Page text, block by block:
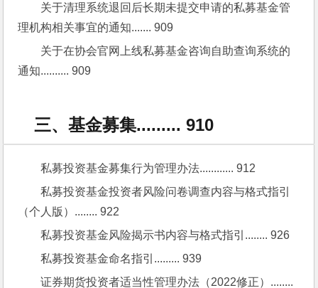
关于清理系统退回后长期未提交申请的私募基金管
理机构相关事宜的通知....... 909
关于在协会官网上线私募基金咨询自助查询系统的
通知.......... 909
三、基金募集......... 910
私募投资基金募集行为管理办法............ 912
私募投资基金投资者风险问卷调查内容与格式指引
（个人版）........ 922
私募投资基金风险揭示书内容与格式指引........ 926
私募投资基金命名指引......... 939
证券期货投资者适当性管理办法（2022修正）........